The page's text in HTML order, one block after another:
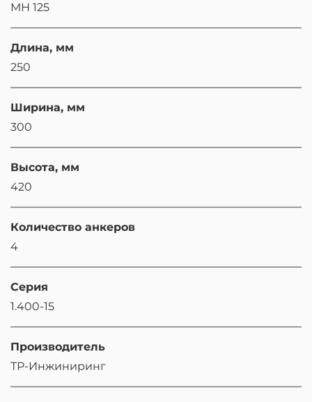
МН 125
Длина, мм
250
Ширина, мм
300
Высота, мм
420
Количество анкеров
4
Серия
1.400-15
Производитель
ТР-Инжиниринг